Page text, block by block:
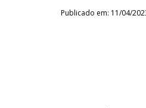
Publicado em: 11/04/